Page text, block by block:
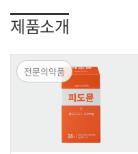
제품소개
제품소개
전문의약품